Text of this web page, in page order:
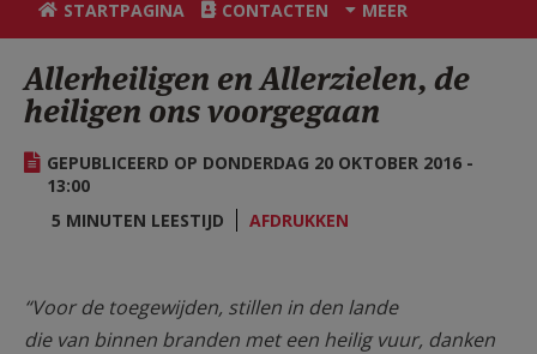
ZOEKEN
HULP
STARTPAGINA PORTAAL
AANMELDEN OF REGISTREREN
STARTPAGINA CONTACTEN MEER
Allerheiligen en Allerzielen, de
heiligen ons voorgegaan
GEPUBLICEERD OP DONDERDAG 20 OKTOBER 2016 -
13:00
5 MINUTEN LEESTIJD
AFDRUKKEN
“Voor de toegewijden, stillen in den lande
die van binnen branden met een heilig vuur, danken